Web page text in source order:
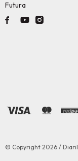
Futura
  
© Copyright 2026 / Diaril